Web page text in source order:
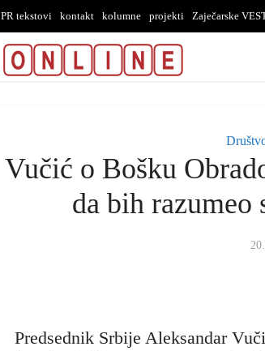
PR tekstovi kontakt kolumne projekti Zaječarske
Vučić o Bošku
da bih razumeo
Predsednik Srbije Aleksandar